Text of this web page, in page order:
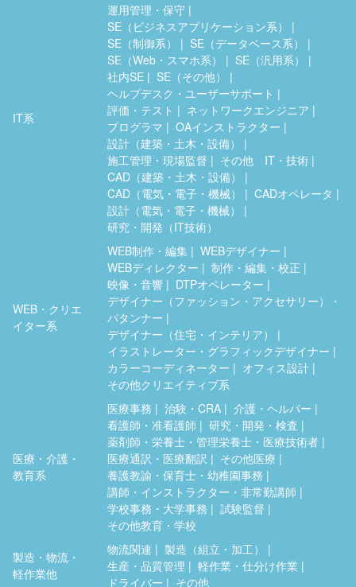
IT系
運用管理・保守
SE（ビジネスアプリケーション系）
SE（制御系）
SE（データベース系）
SE（Web・スマホ系）
SE（汎用系）
社内SE
SE（その他）
ヘルプデスク・ユーザーサポート
評価・テスト
ネットワークエンジニア
プログラマ
OAインストラクター
設計（建築・土木・設備）
施工管理・現場監督
その他 IT・技術
CAD（建築・土木・設備）
CAD（電気・電子・機械）
CADオペレータ
設計（電気・電子・機械）
研究・開発（IT技術）
WEB・クリエ
イター系
WEB制作・編集
WEBデザイナー
WEBディレクター
制作・編集・校正
映像・音響
DTPオペレーター
デザイナー（ファッション・アクセサリー）・
パタンナー
デザイナー（住宅・インテリア）
イラストレーター・グラフィックデザイナー
カラーコーディネーター
オフィス設計
その他クリエイティブ系
医療・介護・
教育系
医療事務 治験・CRA
介護・ヘルパー
看護師・准看護師
研究・開発・検査
薬剤師・栄養士・管理栄養士・医療技術者
医療通訳・医療翻訳
その他医療
養護教諭・保育士・幼稚園事務
講師・インストラクター・非常勤講師
学校事務・大学事務
試験監督
その他教育・学校
製造・物流・
軽作業他
物流関連
製造（組立・加工）
生産・品質管理
軽作業・仕分け作業
ドライバー
その他